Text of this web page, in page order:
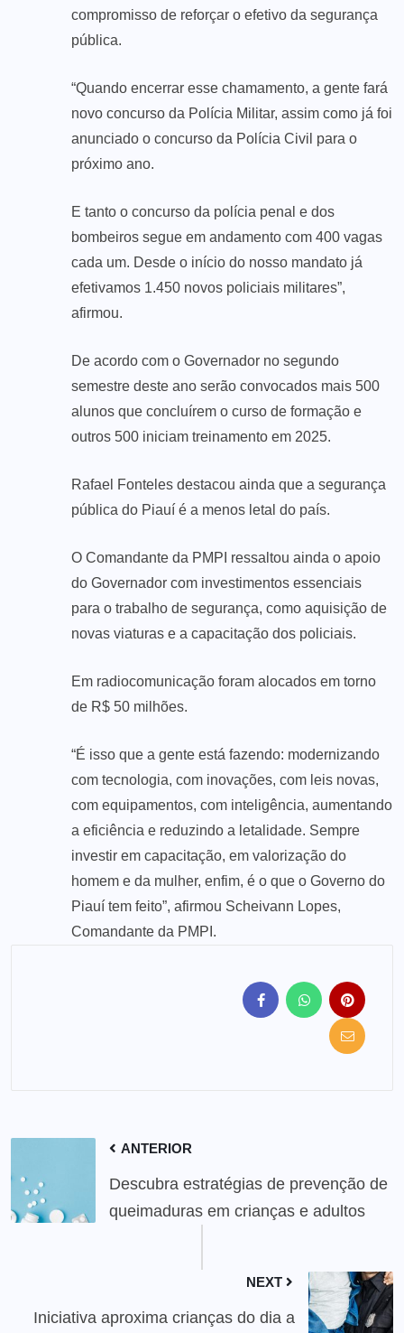
compromisso de reforçar o efetivo da segurança
pública.
“Quando encerrar esse chamamento, a gente fará
novo concurso da Polícia Militar, assim como já foi
anunciado o concurso da Polícia Civil para o
próximo ano.
E tanto o concurso da polícia penal e dos
bombeiros segue em andamento com 400 vagas
cada um. Desde o início do nosso mandato já
efetivamos 1.450 novos policiais militares”,
afirmou.
De acordo com o Governador no segundo
semestre deste ano serão convocados mais 500
alunos que concluírem o curso de formação e
outros 500 iniciam treinamento em 2025.
Rafael Fonteles destacou ainda que a segurança
pública do Piauí é a menos letal do país.
O Comandante da PMPI ressaltou ainda o apoio
do Governador com investimentos essenciais
para o trabalho de segurança, como aquisição de
novas viaturas e a capacitação dos policiais.
Em radiocomunicação foram alocados em torno
de R$ 50 milhões.
“É isso que a gente está fazendo: modernizando
com tecnologia, com inovações, com leis novas,
com equipamentos, com inteligência, aumentando
a eficiência e reduzindo a letalidade. Sempre
investir em capacitação, em valorização do
homem e da mulher, enfim, é o que o Governo do
Piauí tem feito”, afirmou Scheivann Lopes,
Comandante da PMPI.
ANTERIOR
Descubra estratégias de prevenção de
queimaduras em crianças e adultos
NEXT
Iniciativa aproxima crianças do dia a